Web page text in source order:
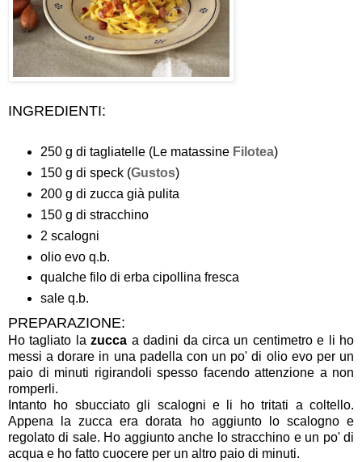
INGREDIENTI:
250 g di tagliatelle (Le matassine Filotea)
150 g di speck (Gustos)
200 g di zucca già pulita
150 g di stracchino
2 scalogni
olio evo q.b.
qualche filo di erba cipollina fresca
sale q.b.
PREPARAZIONE:
Ho tagliato lazucca a dadini da circa un centimetro e li ho
messi a dorare in una padella con un po' di olio evo per un
paio di minuti rigirandoli spesso facendo attenzione a non
romperli.
Intanto ho sbucciato gli scalogni e li ho tritati a coltello.
Appena la zucca era dorata ho aggiunto lo scalogno e
regolato di sale. Ho aggiunto anche lo stracchino e un po' di
acqua e ho fatto cuocere per un altro paio di minuti.